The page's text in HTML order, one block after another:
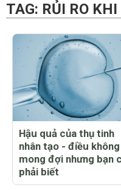
TAG: RỦI RO
Hậu quả của thụ tinh
nhân tạo - điều không
mong đợi nhưng bạn
phải biết